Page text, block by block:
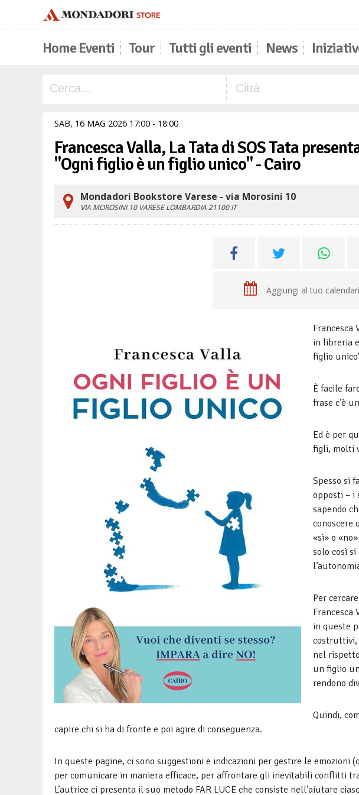
Home Eventi Tour Tutti gli eventi News
SAB, 16 MAG 2026 1700 - 1800
Francesca Valla, La Tata di SOS Tata
"Ogni figlio è un figlio unico" - Cairo
Mondadori Bookstore Varese - via Morosini 10
VIA MOROSINI 10 VARESE LOMBARDIA21100 IT
Aggiungi al tuo
Francesca
in libreria
figlio
È facile
frase c’è
Ed è per
figli, molti
Spesso si
opposti – i
sapendo
conoscere
«sì» o
solo così
Per
Francesca
in queste
costruttivi,
nel
un figlio
rendono
Quindi,
capire chi si ha di fronte e poi agire di conseguenza.
In queste pagine, ci sono suggestioni e indicazioni per gestire le emozioni
per comunicare in maniera efficace, per affrontare gli inevitabili conflitti
L’autrice ci presenta il suo metodo FAR LUCE che consiste nell’aiutare